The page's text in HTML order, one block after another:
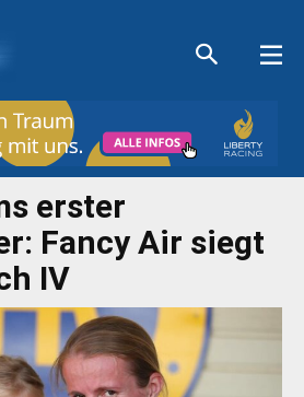
erster
Fancy Air siegt
IV